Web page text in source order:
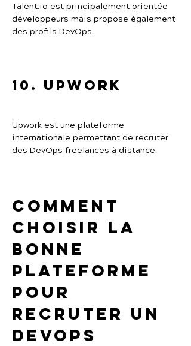
Talent.io est principalement orientée
développeurs mais propose également
des profils DevOps.
10. Upwork
Upwork est une plateforme
internationale permettant de recruter
des DevOps freelances à distance.
Comment
choisir la
bonne
plateforme
pour
recruter un
DevOps